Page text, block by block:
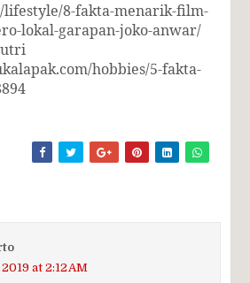
lifestyle/8-fakta-menarik-film-
lokal-garapan-joko-anwar/
hobbies/5-fakta-
at 2:12 AM